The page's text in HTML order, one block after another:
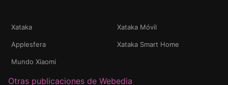
Xataka Xataka Móvil
Applesfera Xataka Smart Home
Mundo Xiaomi
Otras publicaciones de Webedia